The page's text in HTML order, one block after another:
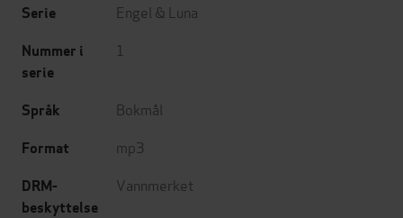
Serie Engel & Luna
Nummer i
serie
1
Språk Bokmål
Format mp3
DRM-
beskyttelse
Vannmerket